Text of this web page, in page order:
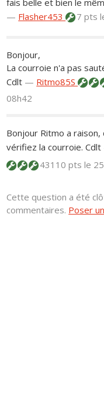
fais belle et bien le
— Flasher453 7 pts
Bonjour,
La courroie n'a pas
Cdlt — Ritmo85S
08h42
Bonjour Ritmo a
vérifiez la courroie. Cdlt
43110 ptsle
Cette question a été
commentaires. Poser